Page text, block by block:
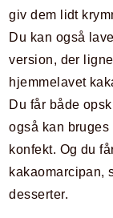
giv dem lidt
Du kan også
version, der
hjemmelavet
Du får både
også kan
konfekt. Og du
kakaomarcipan,
desserter.